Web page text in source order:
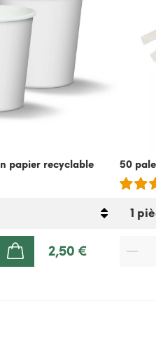
papier recyclable
2,50 €
50